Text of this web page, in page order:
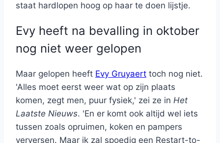
staat hardlopen hoog op haar te doen lijstje.
Evy heeft na bevalling in oktober
nog niet weer gelopen
Maar gelopen heeft Evy Gruyaert toch nog niet.
'Alles moet eerst weer wat op zijn plaats
komen, zegt men, puur fysiek,' zei ze in Het
Laatste Nieuws. 'En er komt ook altijd wel iets
tussen zoals opruimen, koken en pampers
verversen. Maar ik zal spoedig een Restart-to-